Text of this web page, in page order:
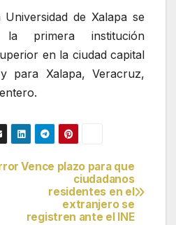
de Xalapa se
primera institución
en la ciudad capital
para Xalapa, Veracruz,
Vence plazo para que
ciudadanos
residentes en el
extranjero se
registren ante el INE